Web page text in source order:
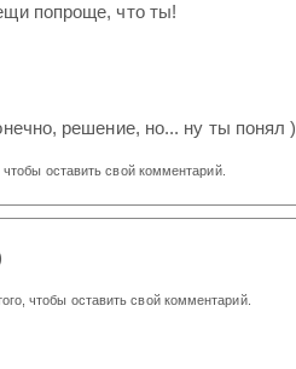
попроще, что ты!
решение, но... ну ты понял )
чтобы оставить свой комментарий.
чтобы оставить свой комментарий.